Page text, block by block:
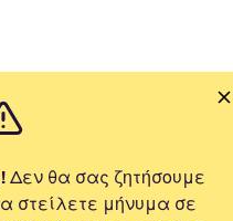
Δεν θα σας ζητήσουμε
στείλετε μήνυμα σε